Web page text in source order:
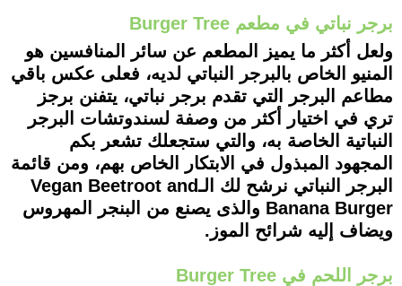
برجر نباتي في مطعم Burger Tree
ولعل أكثر ما يميز المطعم عن سائر المنافسين هو
المنيو الخاص بالبرجر النباتي لديه، فعلى عكس باقي
مطاعم البرجر التي تقدم برجر نباتي، يتفنن برجز
تري في اختيار أكثر من وصفة لسندوتشات البرجر
النباتية الخاصة به، والتي ستجعلك تشعر بكم
المجهود المبذول في الابتكار الخاص بهم، ومن قائمة
البرجر النباتي نرشح لك الـVegan Beetroot and
Banana Burger والذى يصنع من البنجر المهروس
ويضاف إليه شرائح الموز.
برجر اللحم في Burger Tree